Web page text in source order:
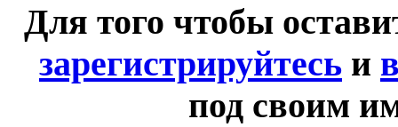
Для того чтобы
зарегистрируйтесь и
под своим